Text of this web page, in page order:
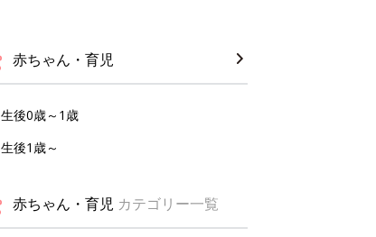
赤ちゃん・育児
生後0歳～1歳
生後1歳～
赤ちゃん・育児 カテゴリー一覧